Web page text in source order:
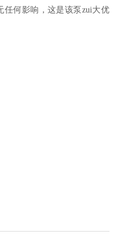
何影响，这是该泵zui大优